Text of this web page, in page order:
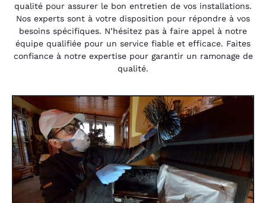
qualité pour assurer le bon entretien de vos installations.
Nos experts sont à votre disposition pour répondre à vos
besoins spécifiques. N’hésitez pas à faire appel à notre
équipe qualifiée pour un service fiable et efficace. Faites
confiance à notre expertise pour garantir un ramonage de
qualité.